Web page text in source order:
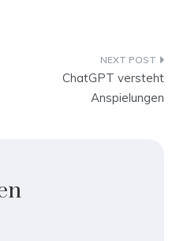
ChatGPT versteht
Anspielungen